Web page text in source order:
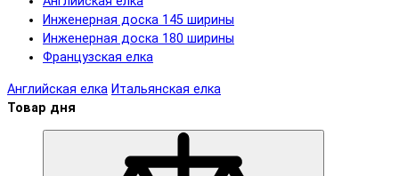
Инженерная доска 145 ширины
Инженерная доска 180 ширины
Французская елка
Английская елка Итальянская елка
Товар дня